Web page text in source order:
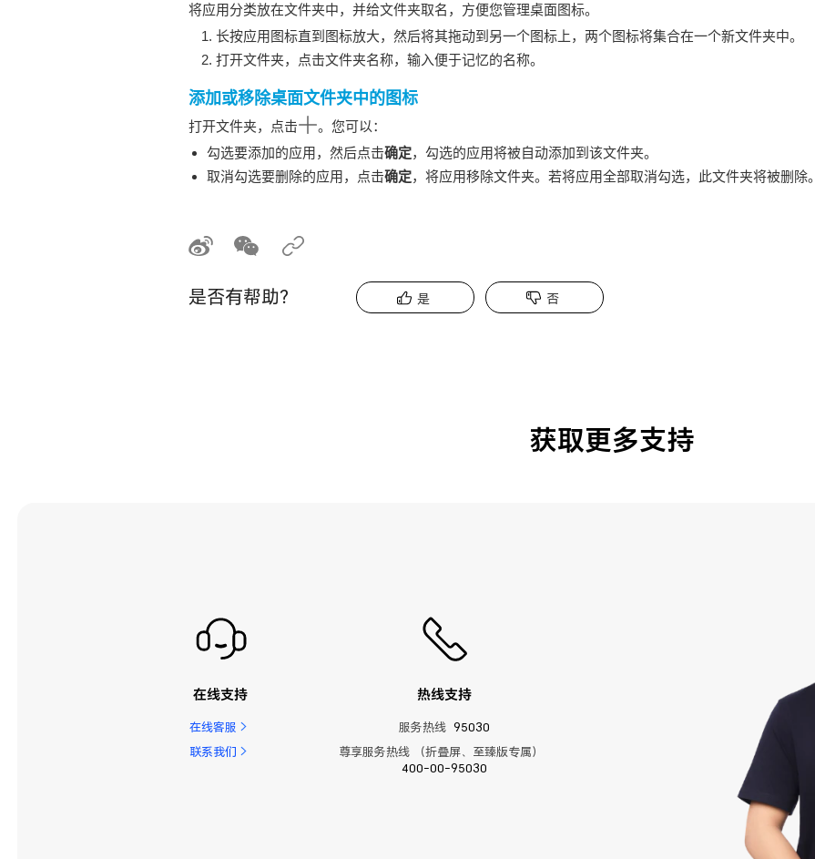
将应用分类放在文件夹中，并给文件夹取名，方便您管理桌面图标。
长按应用图标直到图标放大，然后将其拖动到另一个图标上，两个图标将集合在一个新文件夹中。
打开文件夹，点击文件夹名称，输入便于记忆的名称。
添加或移除桌面文件夹中的图标
打开文件夹，点击
。您可以：
勾选要添加的应用，然后点击确定，勾选的应用将被自动添加到该文件夹。
取消勾选要删除的应用，点击确定，将应用移除文件夹。若将应用全部取消勾选，此文件夹将被删除。
是否有帮助？ 是 否
获取更多支持
在线支持
在线客服
联系我们
热线支持
服务热线 95030
尊享服务热线 （折叠屏、至臻版专属）
400-00-95030